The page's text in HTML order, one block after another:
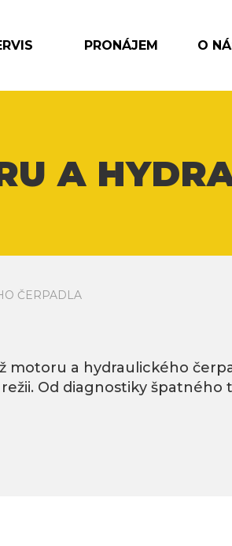
PRONÁJEM O
A
ČERPADLA
motoru a hydraulického
Od diagnostiky špatného